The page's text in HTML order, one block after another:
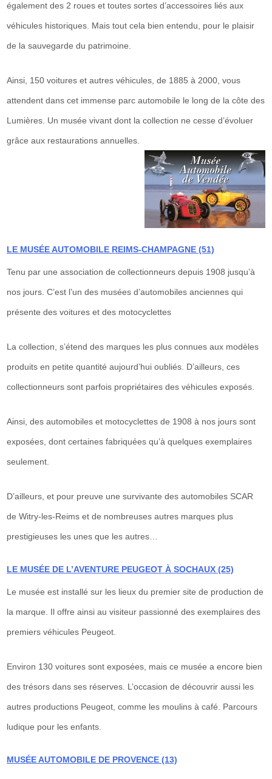
également des 2 roues et toutes sortes d’accessoires liés aux
véhicules historiques. Mais tout cela bien entendu, pour le plaisir
de la sauvegarde du patrimoine.
Ainsi, 150 voitures et autres véhicules, de 1885 à 2000, vous
attendent dans cet immense parc automobile le long de la côte des
Lumières. Un musée vivant dont la collection ne cesse d’évoluer
grâce aux restaurations annuelles.
LE MUSÉE AUTOMOBILE REIMS-CHAMPAGNE (51)
Tenu par une association de collectionneurs depuis 1908 jusqu’à
nos jours. C’est l’un des musées d’automobiles anciennes qui
présente des voitures et des motocyclettes
La collection, s’étend des marques les plus connues aux modèles
produits en petite quantité aujourd’hui oubliés. D’ailleurs, ces
collectionneurs sont parfois propriétaires des véhicules exposés.
Ainsi, des automobiles et motocyclettes de 1908 à nos jours sont
exposées, dont certaines fabriquées qu’à quelques exemplaires
seulement.
D’ailleurs, et pour preuve une survivante des automobiles SCAR
de Witry-les-Reims et de nombreuses autres marques plus
prestigieuses les unes que les autres…
LE MUSÉE DE L’AVENTURE PEUGEOT À SOCHAUX (25)
Le musée est installé sur les lieux du premier site de production de
la marque. Il offre ainsi au visiteur passionné des exemplaires des
premiers véhicules Peugeot.
Environ 130 voitures sont exposées, mais ce musée a encore bien
des trésors dans ses réserves. L’occasion de découvrir aussi les
autres productions Peugeot, comme les moulins à café. Parcours
ludique pour les enfants.
MUSÉE AUTOMOBILE DE PROVENCE (13)